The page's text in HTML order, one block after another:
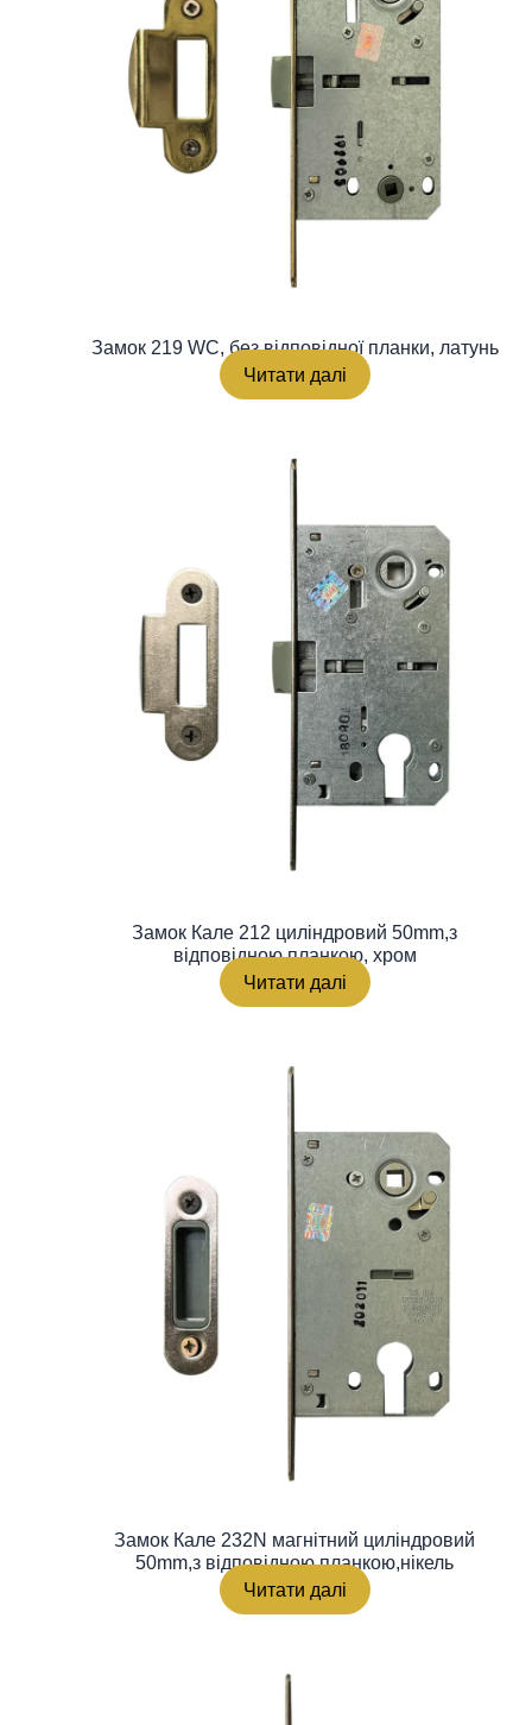
Замок 219 WC, без відповідної планки, латунь
Читати далі
Замок Кале 212 циліндровий 50mm,з
відповідною планкою, хром
Читати далі
Замок Кале 232N магнітний циліндровий
50mm,з відповідною планкою,нікель
Читати далі